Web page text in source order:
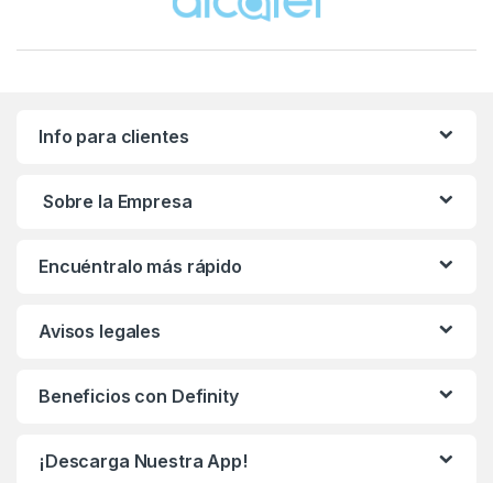
Info para clientes
Sobre la Empresa
Encuéntralo más rápido
Avisos legales
Beneficios con Definity
¡Descarga Nuestra App!